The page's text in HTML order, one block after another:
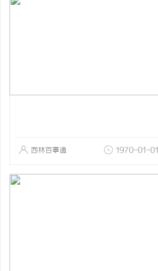
西林百事通 1970-01-01